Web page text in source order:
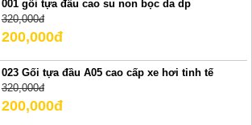
001 gối tựa đầu cao su non bọc da dp
320,000đ
200,000đ
023 Gối tựa đầu A05 cao cấp xe hơi tinh tế
320,000đ
200,000đ